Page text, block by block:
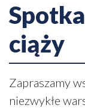
ciąży
Zapraszamy
niezwykłe